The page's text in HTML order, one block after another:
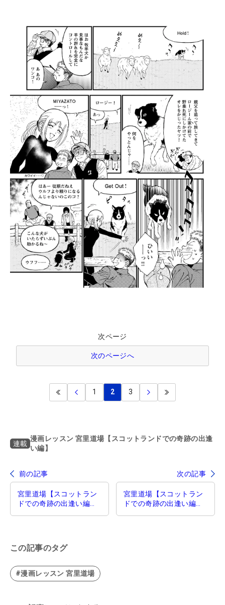
次ページ
次のページへ
1 2 3
連載
漫画レッスン 宮里道場【スコットランドでの奇跡の出逢
い編】
前の記事 次の記事
宮里道場【スコットラン
ドでの奇跡の出逢い編】
宮里道場【スコットラン
ドでの奇跡の出逢い編】
この記事のタグ
#漫画レッスン 宮里道場